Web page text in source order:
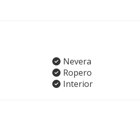
Nevera
Ropero
Interior